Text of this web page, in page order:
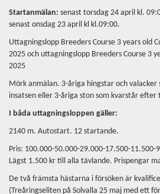
Startanmälan: senast torsdag 24 april kl.
senast onsdag 23 april kl kl.09:00.
Uttagningslopp Breeders Course 3 years old
2025 och uttagningslopp Breeders Course 3
2025
Mörk anmälan. 3-åriga hingstar och
insatsen eller 3-åriga ston som kvarstår efter
I båda uttagningsloppen gäller:
2140 m. Autostart. 12 startande.
Pris: 100.000-50.000-29.000-17.500-11.500-
Lägst 1.500 kr till alla tävlande. Prispengar
De två främsta hästarna i försöken är
(Treåringseliten på Solvalla 25 maj med ett